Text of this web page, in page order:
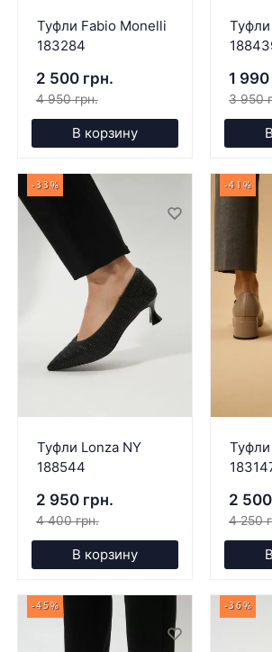
Туфли Fabio Monelli
183284
2 500 грн.
4 950 грн.
В корзину
1 990
3 950
-33%
Туфли Lonza NY
188544
2 950 грн.
4 400 грн.
В корзину
-41%
2
4 250
-45% -36%